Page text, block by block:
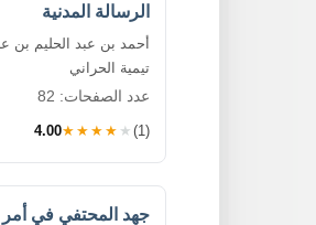
الرسالة المدنية
أحمد بن عبد الحليم بن
تيمية الحراني
عدد الصفحات: 82
4.00★★★★★ (1)
جهد المحتفي في أمر